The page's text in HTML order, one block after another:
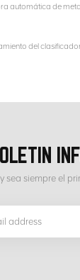
automática de
del
sea siempre el